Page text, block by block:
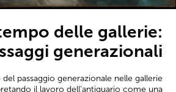
delle gallerie:
generazionali
passaggio generazionale nelle gallerie
il lavoro dell’antiquario come una